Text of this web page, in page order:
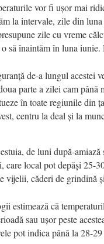
vor fi ușor mai
la intervale, zile din
zile cu vreme
să înaintăm în luna iunie.
de-a lungul acestei
parte a zilei cam până
în toate regiunile din
centru la deal și la
de luni după-amiază
care local pot depăși 25-
vijelii, căderi de grindină
estimează că
sau ușor peste
pot indica până la 28-